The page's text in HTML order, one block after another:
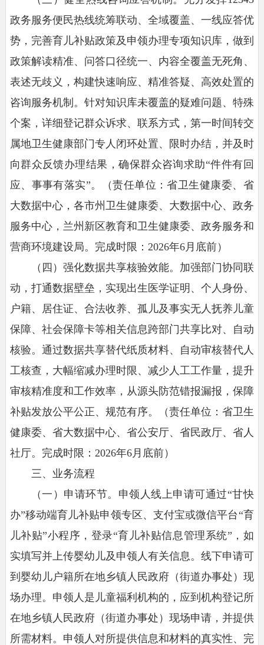
政务服务便民热线统筹联动、全域覆盖、一线应答优
势，完善育儿补贴政策及申领办理专项知识库，做到
政策解读精准、问答口径统一、内容全覆盖无死角、
表述无歧义，构建快速响应、精准答疑、高效处置的
咨询服务机制。针对知识库未覆盖的疑难问题、特殊
个案，详细登记群众诉求、联系方式，第一时间转交
属地卫生健康部门专人闭环处置、限时办结，并及时
向群众反馈办理结果，确保群众咨询求助“件件有回
应、事事有落实”。（责任单位：省卫生健康委、省
大数据中心，各市州卫生健康委、大数据中心、政务
服务中心，兰州新区教育和卫生健康委、政务服务和
营商环境建设局。完成时限：2026年6月底前）
（四）强化数据共享核验效能。 加强部门协同联
动，打通数据壁垒，实现出生医学证明、个人身份、
户籍、居住证、合法收养、孤儿及事实无人抚养儿童
保障、社会保障卡等相关信息跨部门共享比对、自动
核验。通过数据共享替代纸质材料、自动审核替代人
工核查，大幅缩减办理时限、减少人工工作量，提升
审核精准度和工作效率，从源头防范错报漏报，保障
补贴发放公平公正、规范有序。（责任单位：省卫生
健康委、省大数据中心、省公安厅、省民政厅、省人
社厅。完成时限：2026年6月底前）
三、业务流程
（一）申请环节。 申领人线上申请可通过“甘快
办”移动端育儿补贴申领专区、支付宝或微信平台“育
儿补贴”小程序，登录“育儿补贴信息管理系统”，如
实填写并上传婴幼儿及申领人有关信息。线下申请可
到婴幼儿户籍所在地乡镇人民政府（街道办事处）现
场办理。申领人是儿童福利机构的，应到机构登记所
在地乡镇人民政府（街道办事处）现场申请，并提供
所需材料。申领人对所提供信息和材料的真实性、完